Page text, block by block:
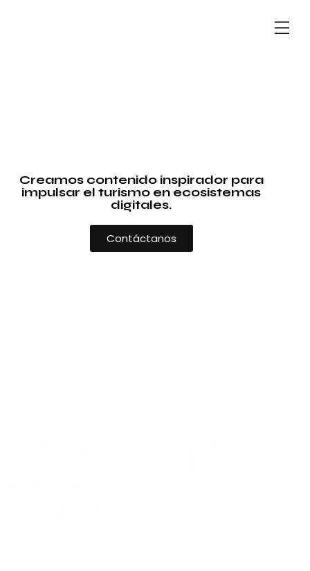
Creamos contenido inspirador para
impulsar el turismo en ecosistemas
digitales.
Contáctanos